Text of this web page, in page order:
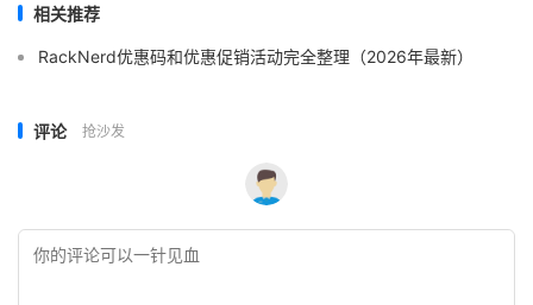
相关推荐
RackNerd优惠码和优惠促销活动完全整理（2026年最新）
评论 抢沙发